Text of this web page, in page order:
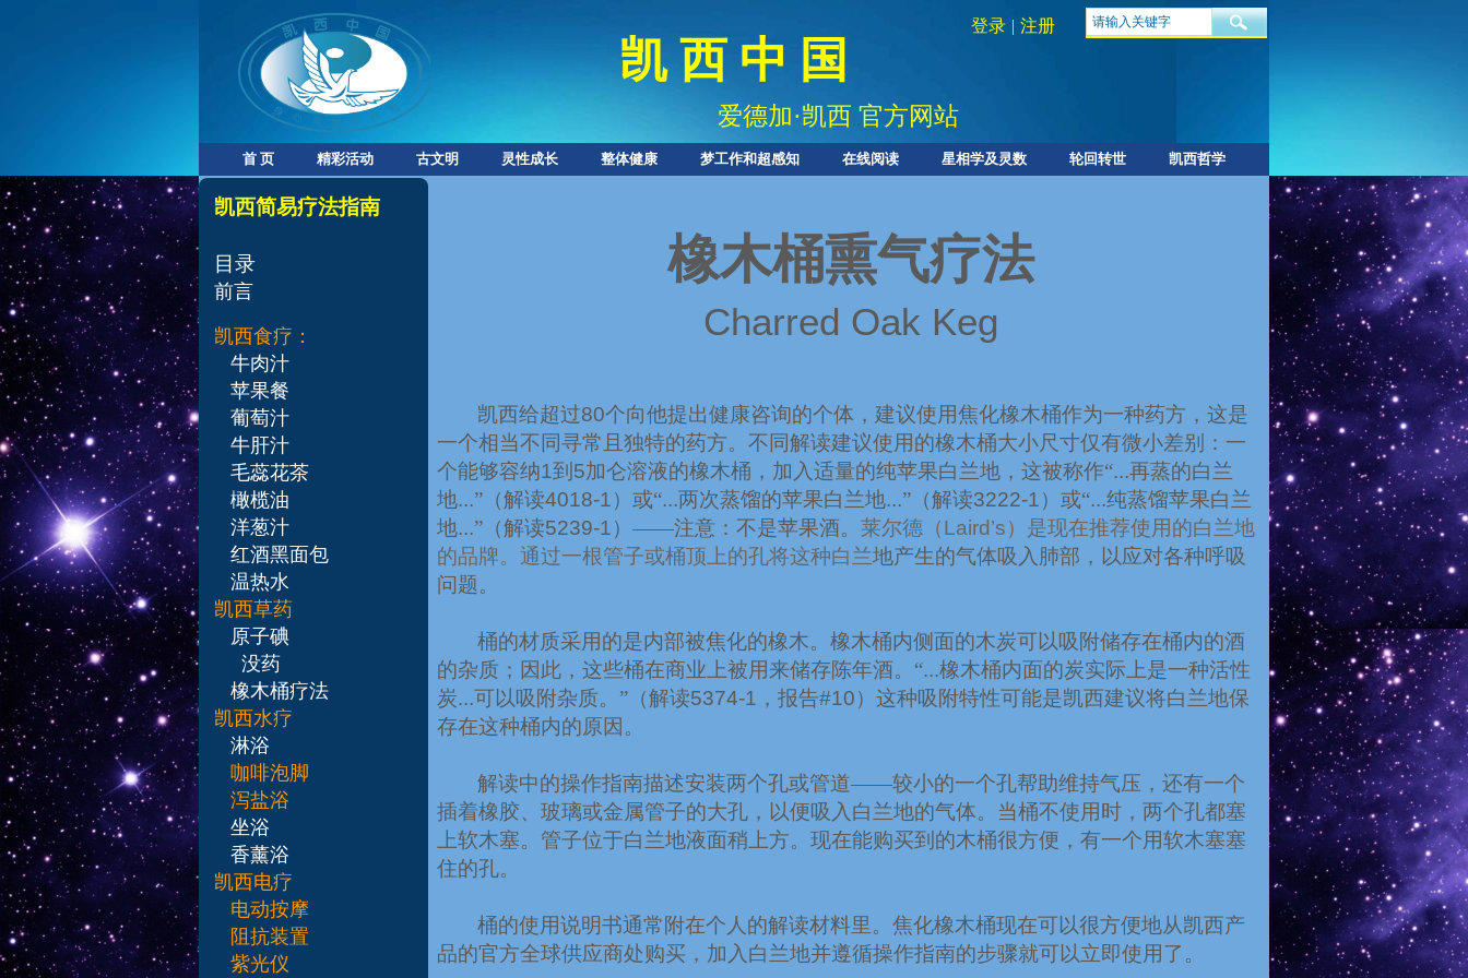
爱德加·凯西 官方网站
凯 西 中 国​​​​​​​
登录 | 注册
首 页 精彩活动 古文明 灵性成长 整体健康 梦工作和超感知 在线阅读 星相学及灵数 轮回转世 凯西哲学
凯西简易疗法指南
目录
前言
凯西食疗：
牛肉汁
苹果餐
葡萄汁
牛肝汁
毛蕊花茶
橄榄油
洋葱汁
红酒黑面包
温热水
​凯西草药
原子碘
没药
橡木桶疗法
凯西水疗
淋浴
咖啡泡脚
泻盐浴
坐浴
香薰浴
凯西电疗
电动按摩
阻抗装置
紫光仪
橡木桶熏气疗法
Charred Oak Keg
凯西给超过80个向他提出健康咨询的个体，建议使用焦化橡木桶作为一种药方，这是
一个相当不同寻常且独特的药方。不同解读建议使用的橡木桶大小尺寸仅有微小差别：一
个能够容纳1到 5加仑溶液的橡木桶，加入适量的纯苹果白兰地，这被称作“...再蒸的白兰
地...”（解读4018-1）或“...两次蒸馏的苹果白兰地...”（解读3222-1）或“...纯蒸馏苹果白兰
地...”（解读5239-1）——注意：不是苹果酒。 莱尔德（Laird’s）是现在推荐使用的白兰地
的品牌。通过一根管子或桶顶上的孔将这种白兰地产生的气体吸入肺部，以应对各种呼吸
问题。
桶的材质采用的是内部被焦化的橡木。橡木桶内侧面的木炭可以吸附储存在桶内的酒
的杂质；因此，这些桶在商业上被用来储存陈年酒。“...橡木桶内面的炭实际上是一种活性
炭...可以吸附杂质。”（解读5374-1 ，报告#10）这种吸附特性可能是凯西建议将白兰地保
存在这种桶内的原因。
解读中的操作指南描述安装两个孔或管道——较小的一个孔帮助维持气压，还有一个
插着橡胶、玻璃或金属管子的大孔，以便吸入白兰地的气体。当桶不使用时，两个孔都塞
上软木塞。管子位于白兰地液面稍上方。现在能购买到的木桶很方便，有一个用软木塞塞
住的孔。
桶的使用说明书通常附在个人的解读材料里。焦化橡木桶现在可以很方便地从凯西产
品的官方全球供应商处购买，加入白兰地并遵循操作指南的步骤就可以立即使用了。